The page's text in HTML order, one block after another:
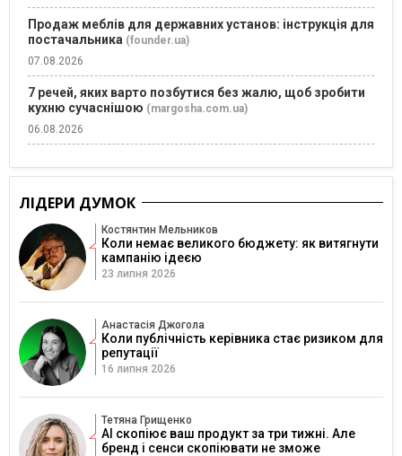
Продаж меблів для державних установ: інструкція для
постачальника (founder.ua)
07.08.2026
7 речей, яких варто позбутися без жалю, щоб зробити
кухню сучаснішою (margosha.com.ua)
06.08.2026
ЛІДЕРИ ДУМОК
Костянтин Мельников
Коли немає великого бюджету: як витягнути
кампанію ідеєю
23 липня 2026
Анастасія Джогола
Коли публічність керівника стає ризиком для
репутації
16 липня 2026
Тетяна Грищенко
AI скопіює ваш продукт за три тижні. Але
бренд і сенси скопіювати не зможе